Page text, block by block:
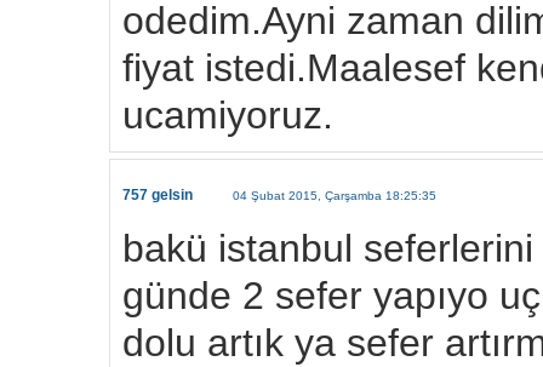
odedim.Ayni zaman
fiyat istedi.Maalesef
ucamiyoruz.
757 gelsin 04 Şubat 2015, Çarşamba 18:25:35
bakü istanbul
günde 2 sefer yapıyo
dolu artık ya sefer